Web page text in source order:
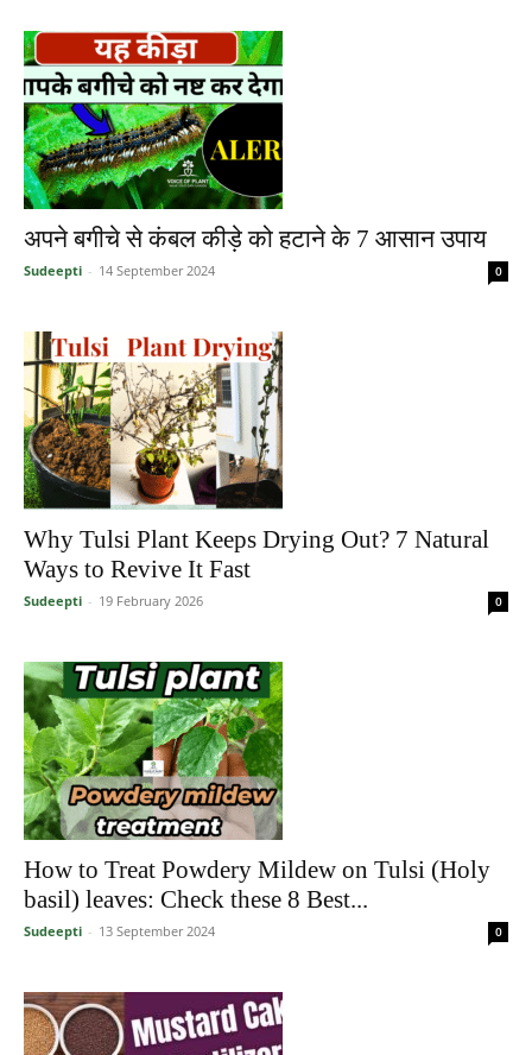
अपने बगीचे से कंबल कीड़े को हटाने के 7 आसान उपाय
Sudeepti - 14 September 2024 0
Why Tulsi Plant Keeps Drying Out? 7 Natural
Ways to Revive It Fast
Sudeepti - 19 February 2026 0
How to Treat Powdery Mildew on Tulsi (Holy
basil) leaves: Check these 8 Best...
Sudeepti - 13 September 2024 0